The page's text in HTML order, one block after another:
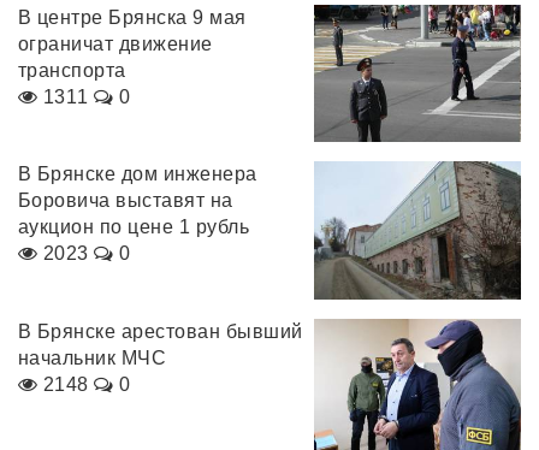
В центре Брянска 9 мая
ограничат движение
транспорта
1311
0
В Брянске дом инженера
Боровича выставят на
аукцион по цене 1 рубль
2023
0
В Брянске арестован бывший
начальник МЧС
2148
0